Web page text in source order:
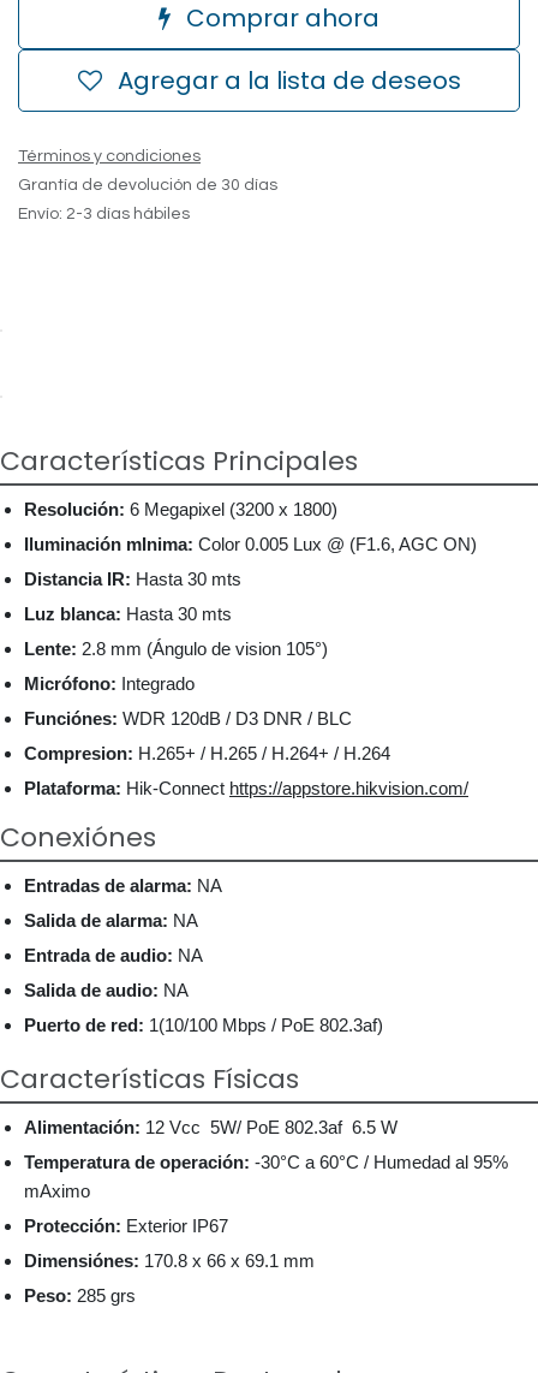
Comprar ahora
Agregar a la lista de deseos
Términos y condiciones
Grantía de devolución de 30 días
Envío: 2-3 días hábiles
Características Principales
Resolución: 6 Megapixel (3200 x 1800)
Iluminación mInima: Color 0.005 Lux @ (F1.6, AGC ON)
Distancia IR: Hasta 30 mts
Luz blanca: Hasta 30 mts
Lente: 2.8 mm (Ángulo de vision 105°)
Micrófono: Integrado
Funciónes: WDR 120dB / D3 DNR / BLC
Compresion: H.265+ / H.265 / H.264+ / H.264
Plataforma: Hik-Connect https://appstore.hikvision.com/
Conexiónes
Entradas de alarma: NA
Salida de alarma: NA
Entrada de audio: NA
Salida de audio: NA
Puerto de red: 1(10/100 Mbps / PoE 802.3af)
Características Físicas
Alimentación: 12 Vcc 5W/ PoE 802.3af 6.5 W
Temperatura de operación: -30°C a 60°C / Humedad al 95%
mAximo
Protección: Exterior IP67
Dimensiónes: 170.8 x 66 x 69.1 mm
Peso: 285 grs